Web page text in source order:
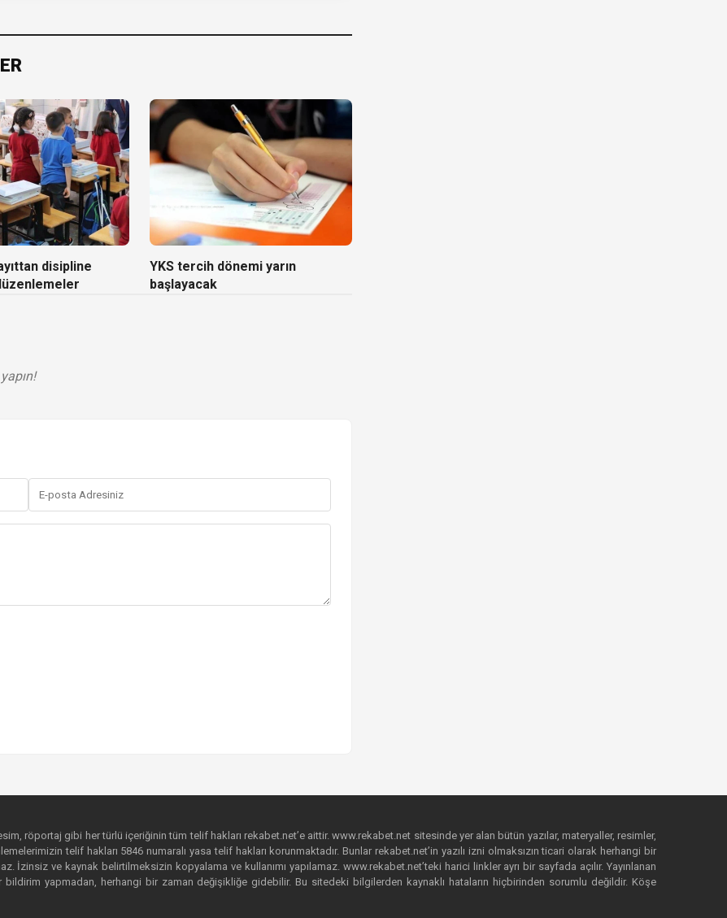
disipline
YKS tercih dönemi yarın
başlayacak
röportaj gibi her türlü içeriğinin tüm telif hakları rekabet.net’e aittir. www.rekabet.net sitesinde yer alan bütün yazılar, materyaller, resimler,
telif hakları 5846 numaralı yasa telif hakları korunmaktadır. Bunlar rekabet.net’in yazılı izni olmaksızın ticari olarak herhangi bir
İzinsiz ve kaynak belirtilmeksizin kopyalama ve kullanımı yapılamaz. www.rekabet.net’teki harici linkler ayrı bir sayfada açılır. Yayınlanan
bildirim yapmadan, herhangi bir zaman değişikliğe gidebilir. Bu sitedeki bilgilerden kaynaklı hataların hiçbirinden sorumlu değildir. Köşe